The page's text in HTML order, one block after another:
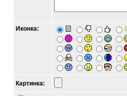
Иконка:
Картинка: